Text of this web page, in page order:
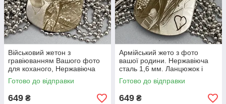
Військовий жетон з
гравіюванням Вашого фото
для коханого, Нержавіюча
сталь 1,6 мм. Ланцюжок та
скоба в подарунок Гарантія
10 років
Готово до відправки
649 ₴
Армійський жето з фото
вашої родини. Нержавіюча
сталь 1,6 мм. Ланцюжок і
скоба в подарунок. Швидко
та якісно, гарантія 10 років.
Готово до відправки
649 ₴